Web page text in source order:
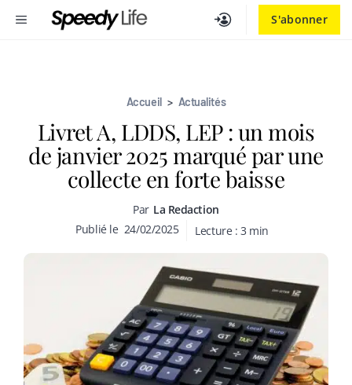
S'abonner
MENU
Accueil > Actualités
Livret A, LDDS, LEP : un mois
de janvier 2025 marqué par une
collecte en forte baisse
Par La Redaction
Publié le 24/02/2025 Lecture : 3 min